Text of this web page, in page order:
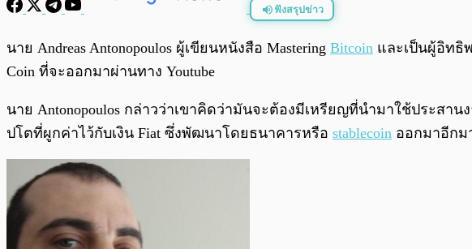
ฟังสรุปข่าว
พร้อมเล่น
นาย Andreas Antonopoulos ผู้เขียนหนังสือ Mastering Bitcoin และเป็นผู้อิทธิ
Coin ที่จะออกมาผ่านทาง Youtube
นาย Antonopoulos กล่าวว่าเขาคิดว่ามันจะต้องมีเหรียญที่นำมาใช้ประสา
ปโตที่ผูกค่าไว้กับเงิน Fiat ซึ่งพัฒนาโดยธนาคารหรือ stablecoin ออกมาอีกม